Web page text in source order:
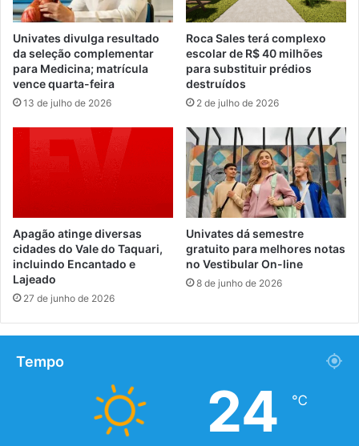
Univates divulga resultado
da seleção complementar
para Medicina; matrícula
vence quarta-feira
13 de julho de 2026
Roca Sales terá complexo
escolar de R$ 40 milhões
para substituir prédios
destruídos
2 de julho de 2026
Apagão atinge diversas
cidades do Vale do Taquari,
incluindo Encantado e
Lajeado
27 de junho de 2026
Univates dá semestre
gratuito para melhores notas
no Vestibular On-line
8 de junho de 2026
Tempo
24 ℃